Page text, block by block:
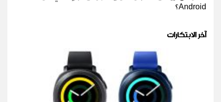
Android؟
آخر الابتكارات